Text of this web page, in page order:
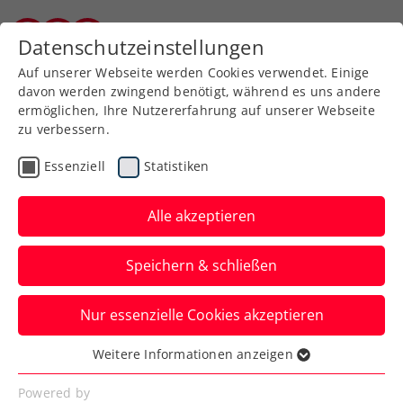
Turniere filtern
Suchen
Datenschutzeinstellungen
Auf unserer Webseite werden Cookies verwendet. Einige
davon werden zwingend benötigt, während es uns andere
ermöglichen, Ihre Nutzererfahrung auf unserer Webseite
zu verbessern.
Essenziell Statistiken
Alle akzeptieren
Speichern & schließen
Nur essenzielle Cookies akzeptieren
Essenziell
Essenzielle Cookies werden für grundlegende
Weitere Informationen anzeigen
Powered by